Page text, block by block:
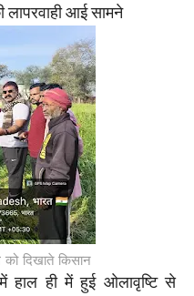
लापरवाही आई सामने
दिखाते किसान
हाल ही में हुई ओलावृष्टि से